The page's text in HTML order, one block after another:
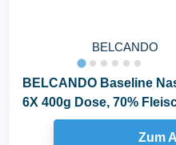
BELCANDO
BELCANDO Baseline
6X 400g Dose, 70%
Hunde...
Zum